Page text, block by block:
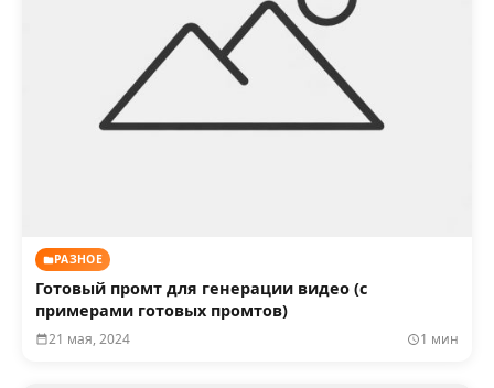
РАЗНОЕ
Готовый промт для генерации видео (с
примерами готовых промтов)
21 мая, 2024 1 мин